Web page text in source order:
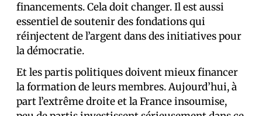
financements. Cela doit changer. Il est aussi
essentiel de soutenir des fondations qui
réinjectent de l’argent dans des initiatives pour
la démocratie.
Et les partis politiques doivent mieux financer
la formation de leurs membres. Aujourd’hui, à
part l’extrême droite et la France insoumise,